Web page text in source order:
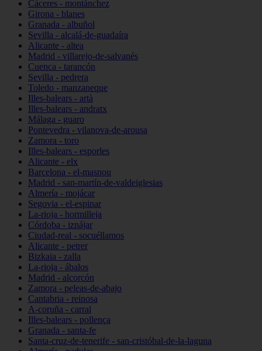
Cáceres - montánchez
Girona - blanes
Granada - albuñol
Sevilla - alcalá-de-guadaíra
Alicante - altea
Madrid - villarejo-de-salvanés
Cuenca - tarancón
Sevilla - pedrera
Toledo - manzaneque
Illes-balears - artà
Illes-balears - andratx
Málaga - guaro
Pontevedra - vilanova-de-arousa
Zamora - toro
Illes-balears - esporles
Alicante - elx
Barcelona - el-masnou
Madrid - san-martín-de-valdeiglesias
Almería - mojácar
Segovia - el-espinar
La-rioja - hormilleja
Córdoba - iznájar
Ciudad-real - socuéllamos
Alicante - petrer
Bizkaia - zalla
La-rioja - ábalos
Madrid - alcorcón
Zamora - peleas-de-abajo
Cantabria - reinosa
A-coruña - carral
Illes-balears - pollença
Granada - santa-fe
Santa-cruz-de-tenerife - san-cristóbal-de-la-laguna